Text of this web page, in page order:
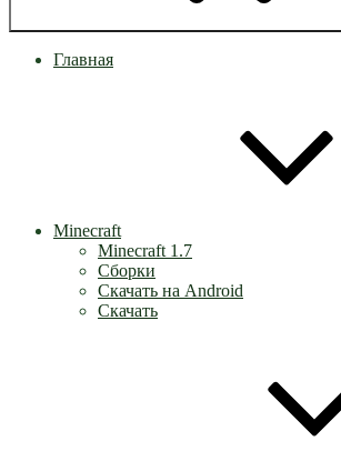
Главная
Minecraft
Minecraft 1.7
Сборки
Скачать на Android
Скачать